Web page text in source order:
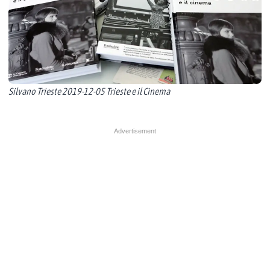
Silvano Trieste 2019-12-05 Trieste e il Cinema